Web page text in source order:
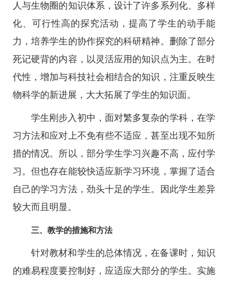
人与生物圈的知识体系，设计了许多系列化、多样
化、可行性高的探究活动，提高了学生的动手能
力，培养学生的协作探究的科研精神。删除了部分
死记硬背的内容，以灵活应用的知识点为主。在时
代性，增加与科技社会相结合的知识，注重反映生
物科学的新进展，大大拓展了学生的知识面。
学生刚步入初中，面对繁多复杂的学科，在学
习方法和应对上不免有些不适应，甚至出现不知所
措的情况。所以，部分学生学习兴趣不高，应付学
习。但也存在能较快适应新学习环境，掌握了适合
自己的学习方法，劲头十足的学生。因此学生差异
较大而且明显。
三、教学的措施和方法
针对教材和学生的总体情况，在备课时，知识
的难易程度要控制好，应适应大部分的学生。实施